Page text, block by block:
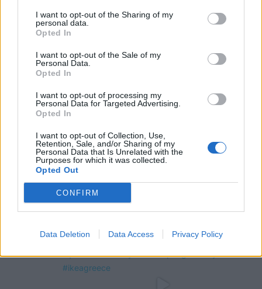
I want to opt-out of the Sharing of my
personal data.
Opted In
I want to opt-out of the Sale of my
Personal Data.
Opted In
I want to opt-out of processing my
Personal Data for Targeted Advertising.
Opted In
I want to opt-out of Collection, Use,
Retention, Sale, and/or Sharing of my
Personal Data that Is Unrelated with the
Purposes for which it was collected.
Opted Out
CONFIRM
Data Deletion Data Access Privacy Policy
FOLLOW